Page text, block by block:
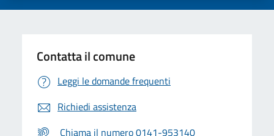
Contatta il comune
Leggi le domande frequenti
Richiedi assistenza
Chiama il numero 0141-953140